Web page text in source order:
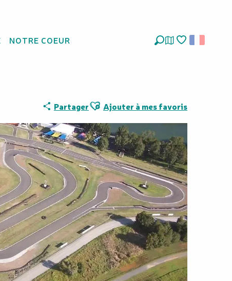
NOTRE COEUR
Nakutakoin
PartagerAjouter aux favoris
Ajouter à mes favoris